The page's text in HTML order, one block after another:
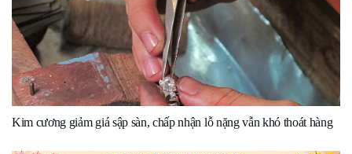
Kim cương giảm giá sập sàn, chấp nhận lỗ nặng vẫn khó thoát hàng